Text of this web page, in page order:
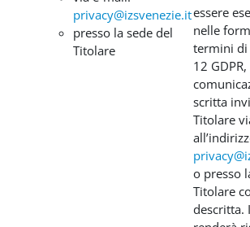
privacy@izsvenezie.it
presso la sede del
Titolare
essere
nelle
termini di
12
scritta
Titolare
o presso
Titolare
descritta.